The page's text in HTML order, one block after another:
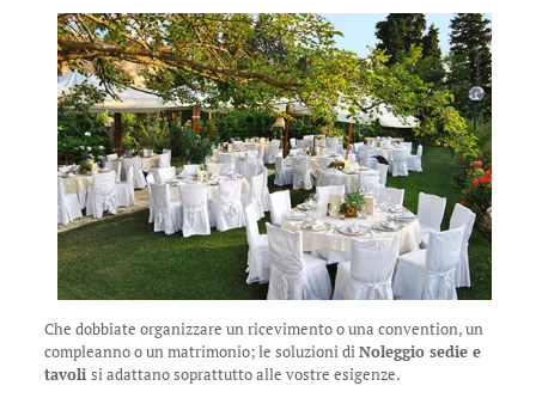
Che dobbiate organizzare un ricevimento o una convention, un
compleanno o un matrimonio; le soluzioni di Noleggio sedie e
tavoli si adattano soprattutto alle vostre esigenze.